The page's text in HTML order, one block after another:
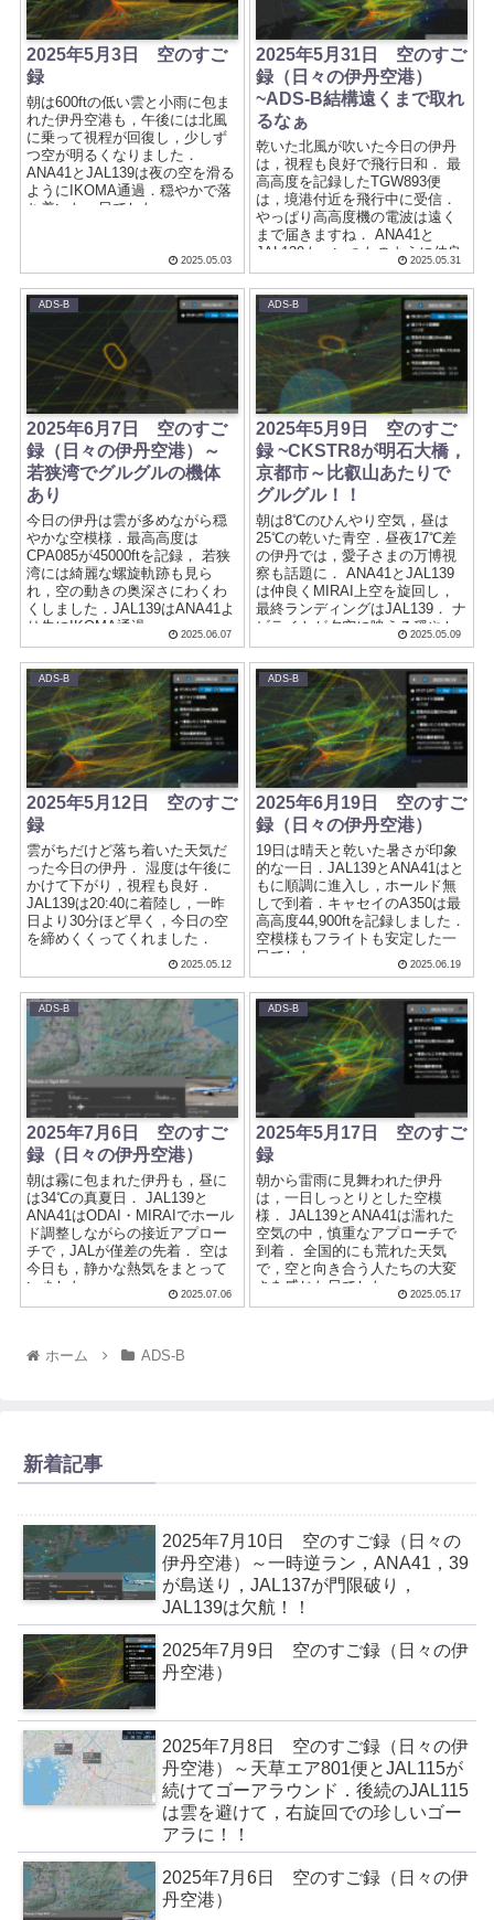
2025年5月3日 空のすご
録
朝は600ftの低い雲と小雨に包ま
れた伊丹空港も，午後には北風
に乗って視程が回復し，少しず
つ空が明るくなりました．
ANA41とJAL139は夜の空を滑る
ようにIKOMA通過．穏やかで落
ち着いた一日でした．
2025.05.03
2025年5月31日 空のすご
録（日々の伊丹空港）
~ADS-B結構遠くまで取れ
るなぁ
乾いた北風が吹いた今日の伊丹
は，視程も良好で飛行日和． 最
高高度を記録したTGW893便
は，境港付近を飛行中に受信．
やっぱり高高度機の電波は遠く
まで届きますね． ANA41と
JAL139も，いつものように仲良
く夜の空を進んでいました．
2025.05.31
ADS-B
2025年6月7日 空のすご
録（日々の伊丹空港）～
若狭湾でグルグルの機体
あり
今日の伊丹は雲が多めながら穏
やかな空模様．最高高度は
CPA085が45000ftを記録， 若狭
湾には綺麗な螺旋軌跡も見ら
れ，空の動きの奥深さにわくわ
くしました．JAL139はANA41よ
り先にIKOMA通過．
2025.06.07
ADS-B
2025年5月9日 空のすご
録 ~CKSTR8が明石大橋，
京都市～比叡山あたりで
グルグル！！
朝は8℃のひんやり空気，昼は
25℃の乾いた青空．昼夜17℃差
の伊丹では，愛子さまの万博視
察も話題に． ANA41とJAL139
は仲良くMIRAI上空を旋回し，
最終ランディングはJAL139． ナ
ビライトが夕空に映える穏やか
な一日でした．
2025.05.09
ADS-B
2025年5月12日 空のすご
録
雲がちだけど落ち着いた天気だ
った今日の伊丹． 湿度は午後に
かけて下がり，視程も良好．
JAL139は20:40に着陸し，一昨
日より30分ほど早く，今日の空
を締めくくってくれました．
2025.05.12
ADS-B
2025年6月19日 空のすご
録（日々の伊丹空港）
19日は晴天と乾いた暑さが印象
的な一日．JAL139とANA41はと
もに順調に進入し，ホールド無
しで到着．キャセイのA350は最
高高度44,900ftを記録しました．
空模様もフライトも安定した一
日でした．
2025.06.19
ADS-B
2025年7月6日 空のすご
録（日々の伊丹空港）
朝は霧に包まれた伊丹も，昼に
は34℃の真夏日． JAL139と
ANA41はODAI・MIRAIでホール
ド調整しながらの接近アプロー
チで，JALが僅差の先着． 空は
今日も，静かな熱気をまとって
いました．
2025.07.06
ADS-B
2025年5月17日 空のすご
録
朝から雷雨に見舞われた伊丹
は，一日しっとりとした空模
様． JAL139とANA41は濡れた
空気の中，慎重なアプローチで
到着． 全国的にも荒れた天気
で，空と向き合う人たちの大変
さを感じた日でした．
2025.05.17
ホーム ADS-B
新着記事
2025年7月10日 空のすご録（日々の
伊丹空港）～一時逆ラン，ANA41，39
が島送り，JAL137が門限破り，
JAL139は欠航！！
2025年7月9日 空のすご録（日々の伊
丹空港）
2025年7月8日 空のすご録（日々の伊
丹空港）～天草エア801便とJAL115が
続けてゴーアラウンド．後続のJAL115
は雲を避けて，右旋回での珍しいゴー
アラに！！
2025年7月6日 空のすご録（日々の伊
丹空港）